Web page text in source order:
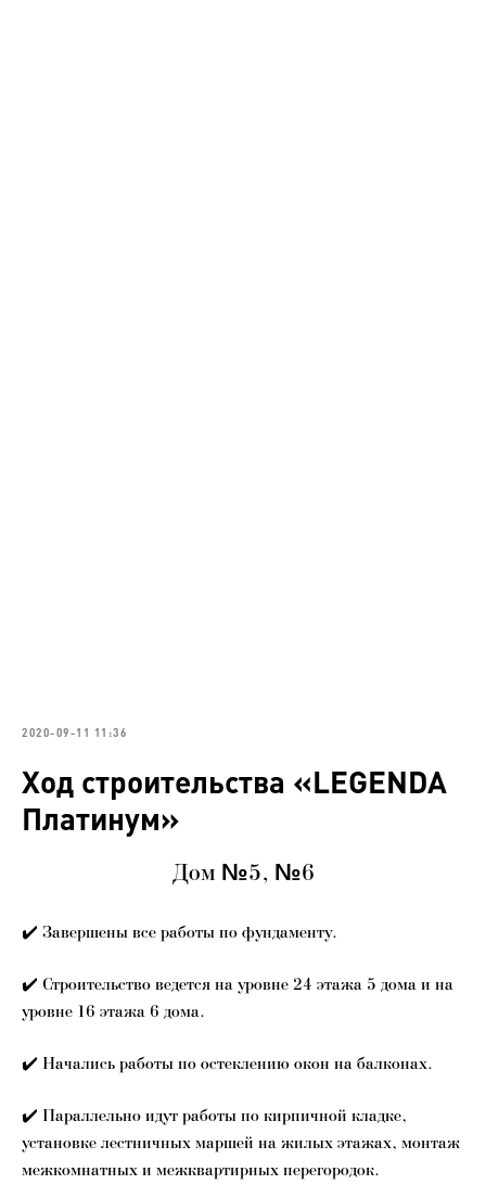
2020-09-11 11:36
Ход строительства «LEGENDA
Платинум»
Дом №5, №6
✔️ Завершены все работы по фундаменту.
✔️ Строительство ведется на уровне 24 этажа 5 дома и на
уровне 16 этажа 6 дома.
✔️ Начались работы по остеклению окон на балконах.
✔️ Параллельно идут работы по кирпичной кладке,
установке лестничных маршей на жилых этажах, монтаж
межкомнатных и межквартирных перегородок.